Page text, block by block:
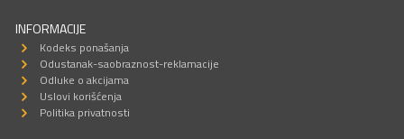
INFORMACIJE
Kodeks ponašanja
Odustanak-saobraznost-reklamacije
Odluke o akcijama
Uslovi korišćenja
Politika privatnosti